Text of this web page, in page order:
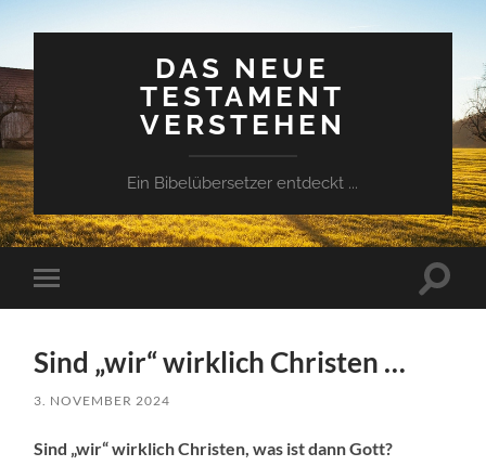
DAS NEUE
TESTAMENT
VERSTEHEN
Ein Bibelübersetzer entdeckt ...
Mobile-
Menü
Sind „wir“ wirklich Christen …
3. NOVEMBER 2024
Sind „wir“ wirklich Christen, was ist dann Gott?